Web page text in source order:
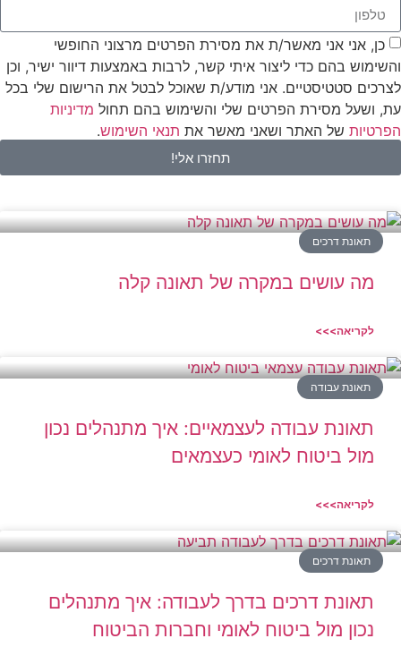
כן, אני אני מאשר/ת את מסירת הפרטים מרצוני החופשי
והשימוש בהם כדי ליצור איתי קשר, לרבות באמצעות דיוור ישיר, וכן
לצרכים סטטיסטיים. אני מודע/ת שאוכל לבטל את הרישום שלי בכל
עת, ושעל מסירת הפרטים שלי והשימוש בהם תחול מדיניות
הפרטיות של האתר ושאני מאשר את תנאי השימוש.
תחזרו אלי!
תאונת דרכים
מה עושים במקרה של תאונה קלה
לקריאה>>>
תאונת עבודה
תאונת עבודה לעצמאיים: איך מתנהלים נכון
מול ביטוח לאומי כעצמאים
לקריאה>>>
תאונת דרכים
תאונת דרכים בדרך לעבודה: איך מתנהלים
נכון מול ביטוח לאומי וחברות הביטוח